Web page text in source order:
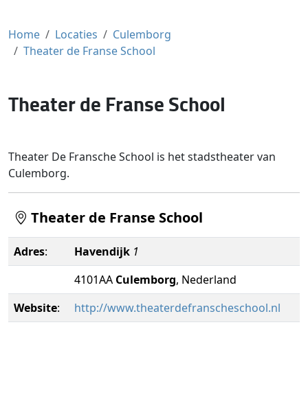
Home Locaties
Culemborg
Theater de Franse School
Theater de Franse School
Theater De Fransche School is het stadstheater van
Culemborg.
Theater de Franse School
Adres: Havendijk 1
4101AA Culemborg, Nederland
Website: http://www.theaterdefranscheschool.nl